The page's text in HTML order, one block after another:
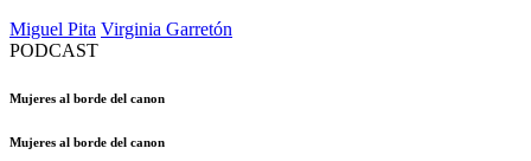
Miguel Pita Virginia Garretón
PODCAST
Mujeres al borde del canon
Mujeres al borde del canon